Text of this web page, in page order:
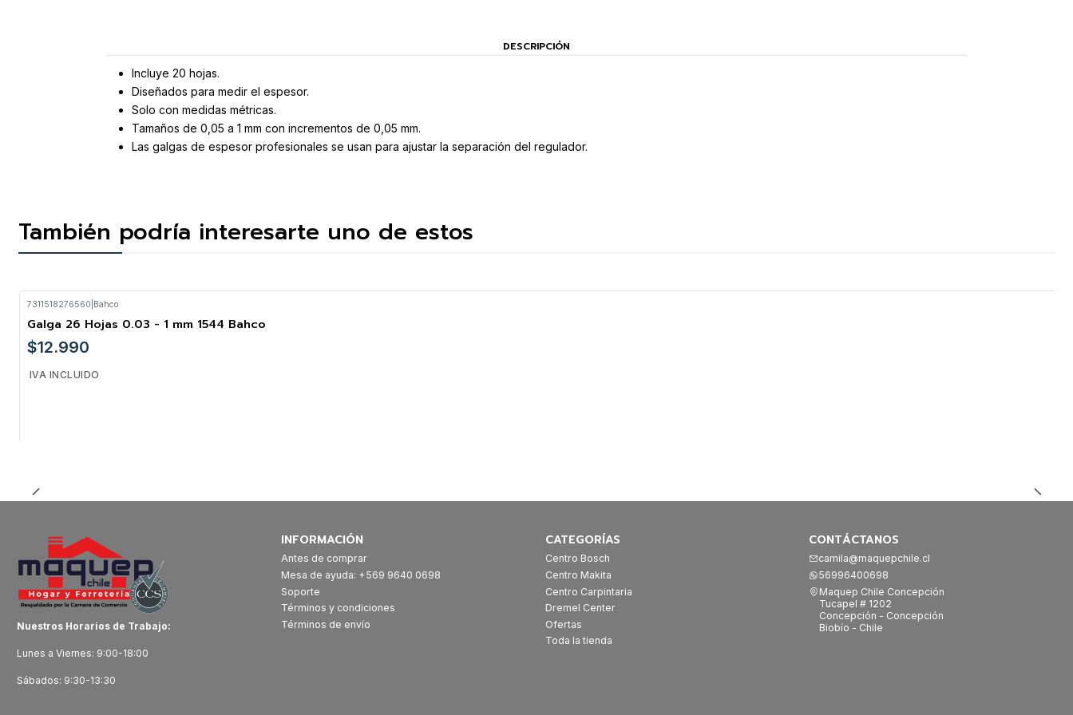
DESCRIPCIÓN
Incluye 20 hojas.
Diseñados para medir el espesor.
Solo con medidas métricas.
Tamaños de 0,05 a 1 mm con incrementos de 0,05 mm.
Las galgas de espesor profesionales se usan para ajustar la separación del regulador.
También podría interesarte uno de estos
7311518276560 Bahco
Galga 26 Hojas 0.03 - 1 mm 1544 Bahco
$12.990
IVA INCLUIDO
Nuestros Horarios de Trabajo:
Lunes a Viernes: 9:00-18:00
Sábados: 9:30-13:30
INFORMACIÓN
Antes de comprar
Mesa de ayuda: +569 9640 0698
Soporte
Términos y condiciones
Términos de envío
CATEGORÍAS
Centro Bosch
Centro Makita
Centro Carpintaria
Dremel Center
Ofertas
Toda la tienda
CONTÁCTANOS
camila@maquepchile.cl
56996400698
Maquep Chile Concepción
Tucapel # 1202
Concepción - Concepción
Biobío - Chile